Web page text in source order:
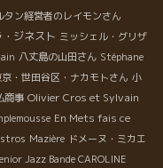
タン経営者のレイモンさん
ジネスト ミッシェル・グリザ
八丈島の山田さん Stéphane
京・世田谷区・ナカモトさん 小
商事 Olivier Cros et Sylvain
En Mets fais ce
Mazière ドメーヌ・ミカエ
Jazz Bande CAROLINE